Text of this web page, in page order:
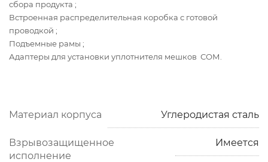
сбора продукта ;
Встроенная распределительная коробка с готовой
проводкой ;
Подъемные рамы ;
Адаптеры для установки уплотнителя мешков СОМ.
Материал корпуса Углеродистая сталь
Взрывозащищенное
исполнение
Имеется